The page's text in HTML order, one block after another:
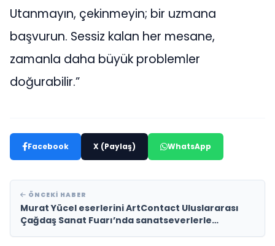
Utanmayın, çekinmeyin; bir uzmana
başvurun. Sessiz kalan her mesane,
zamanla daha büyük problemler
doğurabilir.”
Facebook X (Paylaş) WhatsApp
ÖNCEKI HABER
Murat Yücel eserlerini ArtContact Uluslararası
Çağdaş Sanat Fuarı’nda sanatseverlerle